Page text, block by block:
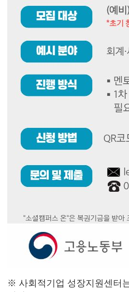
※ 사회적기업 성장지원센터